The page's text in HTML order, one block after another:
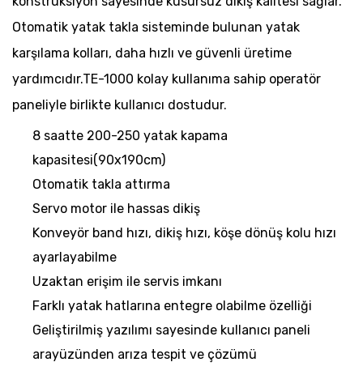
Otomatik yatak takla sisteminde bulunan yatak
karşılama kolları, daha hızlı ve güvenli üretime
yardımcıdır.TE-1000 kolay kullanıma sahip operatör
paneliyle birlikte kullanıcı dostudur.
8 saatte 200-250 yatak kapama
kapasitesi(90x190cm)
Otomatik takla attırma
Servo motor ile hassas dikiş
Konveyör band hızı, dikiş hızı, köşe dönüş kolu hızı
ayarlayabilme
Uzaktan erişim ile servis imkanı
Farklı yatak hatlarına entegre olabilme özelliği
Geliştirilmiş yazılımı sayesinde kullanıcı paneli
arayüzünden arıza tespit ve çözümü